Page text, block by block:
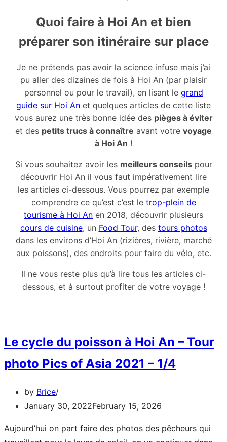
Quoi faire à Hoi An et bien
préparer son itinéraire sur place
Je ne prétends pas avoir la science infuse mais j’ai
pu aller des dizaines de fois à Hoi An (par plaisir
personnel ou pour le travail), en lisant le grand
guide sur Hoi An et quelques articles de cette liste
vous aurez une très bonne idée des pièges à éviter
et des petits trucs à connaître avant votre voyage
à Hoi An !
Si vous souhaitez avoir les meilleurs conseilspour
découvrir Hoi An il vous faut impérativement lire
les articles ci-dessous. Vous pourrez par exemple
comprendre ce qu’est c’est le trop-plein de
tourisme à Hoi An en 2018, découvrir plusieurs
cours de cuisine, un Food Tour, des tours photos
dans les environs d’Hoi An (rizières, rivière, marché
aux poissons), des endroits pour faire du vélo, etc.
Il ne vous reste plus qu’à lire tous les articles ci-
dessous, et à surtout profiter de votre voyage !
Le cycle du poisson à Hoi An – Tour
photo Pics of Asia 2021 – 1/4
by Brice
January 30, 2022February 15, 2026
Aujourd’hui on part faire des photos des pêcheurs qui